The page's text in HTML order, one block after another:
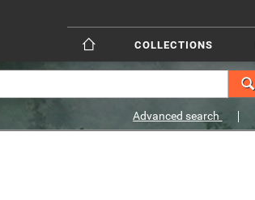
COLLECTIONS
Advanced search